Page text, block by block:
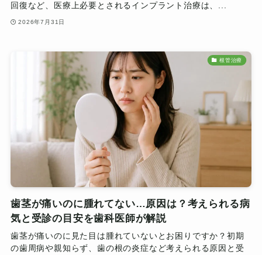
回復など、医療上必要とされるインプラント治療は、...
2026年7月31日
根管治療
歯茎が痛いのに腫れてない…原因は？考えられる病
気と受診の目安を歯科医師が解説
歯茎が痛いのに見た目は腫れていないとお困りですか？初期
の歯周病や親知らず、歯の根の炎症など考えられる原因と受